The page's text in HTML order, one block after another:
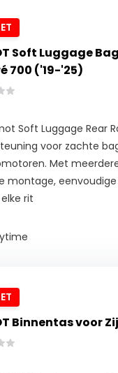
Soft Luggage
700 ('19-'25)
Soft Luggage Rear
voor zachte
Met
montage,
rit
Binnentas voor